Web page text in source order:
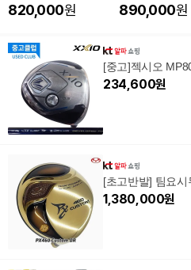
프트 삼양인터내셔날
820,000원
0.5도 [SR]
890,000원
[중고]젝시오
234,600원
[초고반발] 팀요
1,380,000원